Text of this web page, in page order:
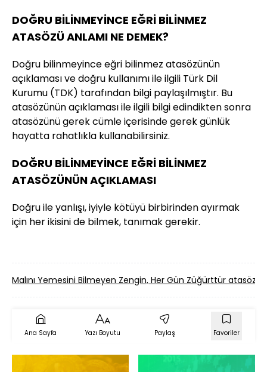
DOĞRU BİLİNMEYİNCE EĞRİ BİLİNMEZ
ATASÖZÜ ANLAMI NE DEMEK?
Doğru bilinmeyince eğri bilinmez atasözünün
açıklaması ve doğru kullanımı ile ilgili Türk Dil
Kurumu (TDK) tarafından bilgi paylaşılmıştır. Bu
atasözünün açıklaması ile ilgili bilgi edindikten sonra
atasözünü gerek cümle içerisinde gerek günlük
hayatta rahatlıkla kullanabilirsiniz.
DOĞRU BİLİNMEYİNCE EĞRİ BİLİNMEZ
ATASÖZÜNÜN AÇIKLAMASI
Doğru ile yanlışı, iyiyle kötüyü birbirinden ayırmak
için her ikisini de bilmek, tanımak gerekir.
Malını Yemesini Bilmeyen Zengin, Her Gün Züğürttür
Ana Sayfa Yazı Boyutu Paylaş Favoriler